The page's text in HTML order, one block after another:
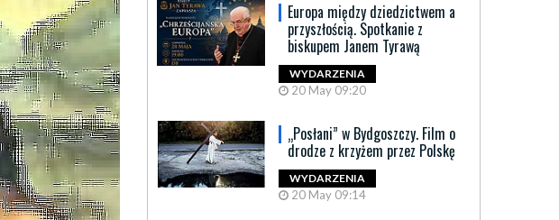
Europa między dziedzictwem a
przyszłością. Spotkanie z
biskupem Janem Tyrawą
WYDARZENIA
20 May 09:20
„Posłani” w Bydgoszczy. Film o
drodze z krzyżem przez Polskę
WYDARZENIA
20 May 09:14